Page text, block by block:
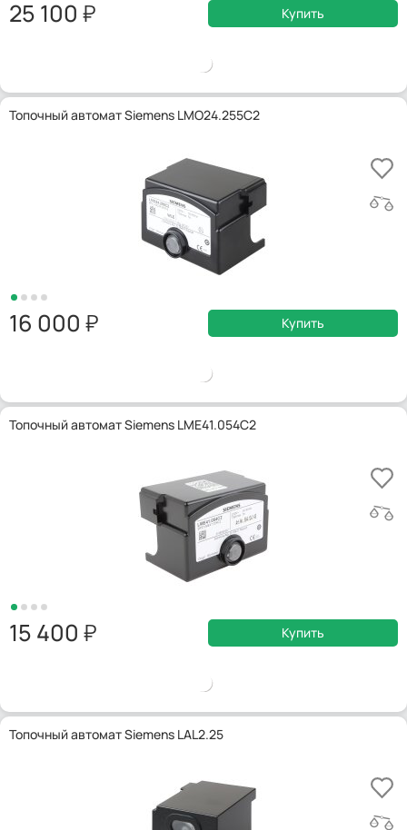
25 100 Купить
Топочный автомат Siemens LMO24.255C2
16 000 Купить
Топочный автомат Siemens LME41.054C2
15 400 Купить
Топочный автомат Siemens LAL2.25